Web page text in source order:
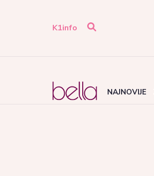
K1info
NAJNOVIJE